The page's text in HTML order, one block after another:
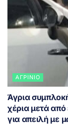
ΑΓΡΊΝΙΟ
Άγρια
χέρια μετά από
για απειλή με